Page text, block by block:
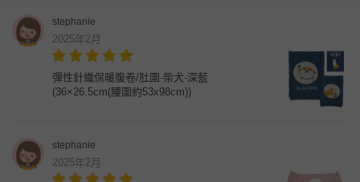
stephanie
2025年2月
彈性針織保暖腹卷/肚圍-柴犬-深藍
(36×26.5cm(腰圍約53x98cm))
stephanie
2025年2月